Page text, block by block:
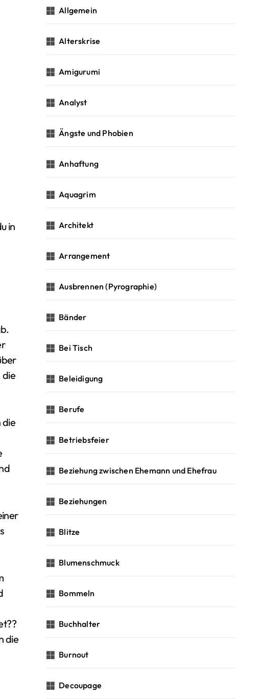
in
die
die
die
Allgemein
Alterskrise
Amigurumi
Analyst
Ängste und Phobien
Anhaftung
Aquagrim
Architekt
Arrangement
Ausbrennen (Pyrographie)
Bänder
Bei Tisch
Beleidigung
Berufe
Betriebsfeier
Beziehung zwischen Ehemann und Ehefrau
Beziehungen
Blitze
Blumenschmuck
Bommeln
Buchhalter
Burnout
Decoupage